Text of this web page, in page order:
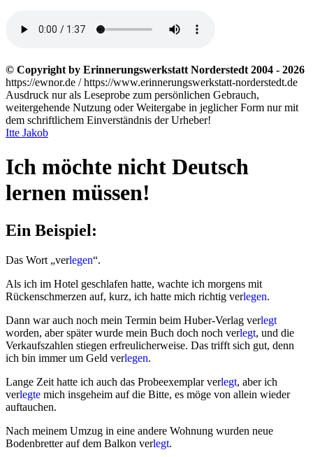
© Copyright by Erinnerungswerkstatt Norderstedt 2004 - 2026
https://ewnor.de / https://www.erinnerungswerkstatt-norderstedt.de
Ausdruck nur als Leseprobe zum persönlichen Gebrauch,
weitergehende Nutzung oder Weitergabe in jeglicher Form nur mit
dem schriftlichem Einverständnis der Urheber!
Itte Jakob
Ich möchte nicht Deutsch
lernen müssen!
Ein Beispiel:
Das Wort verlegen .
Als ich im Hotel geschlafen hatte, wachte ich morgens mit
Rückenschmerzen auf, kurz, ich hatte mich richtig verlegen.
Dann war auch noch mein Termin beim Huber-Verlag verlegt
worden, aber später wurde mein Buch doch noch verlegt, und die
Verkaufszahlen stiegen erfreulicherweise. Das trifft sich gut, denn
ich bin immer um Geld verlegen.
Lange Zeit hatte ich auch das Probeexemplar verlegt, aber ich
verlegte mich insgeheim auf die Bitte, es möge von allein wieder
auftauchen.
Nach meinem Umzug in eine andere Wohnung wurden neue
Bodenbretter auf dem Balkon verlegt.